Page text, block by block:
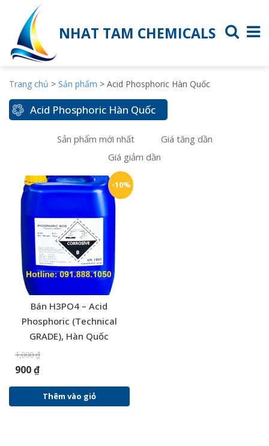
NHAT TAM CHEMICALS
Trang chủ > Sản phẩm > Acid Phosphoric Hàn Quốc
Acid Phosphoric Hàn Quốc
Sản phẩm mới nhất
Giá tăng dần
Giá giảm dần
-10%
Bán H3PO4 – Acid
Phosphoric (Technical
GRADE), Hàn Quốc
1,000₫
900₫
Thêm vào giỏ